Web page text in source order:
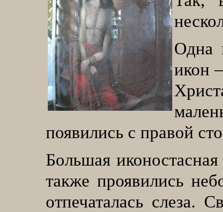
Одна
икон
появились с правой
Большая
также проявились
отпечаталась слеза.